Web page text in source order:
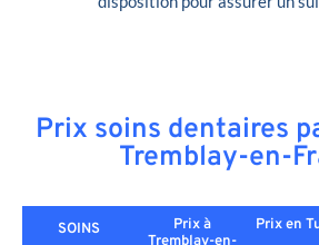
Prix soins dentaires
Tremblay-en-
SOINS
Prix à
Tremblay-en-
Prix en